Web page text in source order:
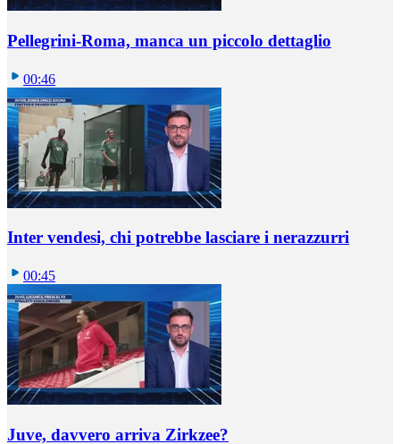
Pellegrini-Roma, manca un piccolo dettaglio
00:46
Inter vendesi, chi potrebbe lasciare i nerazzurri
00:45
Juve, davvero arriva Zirkzee?